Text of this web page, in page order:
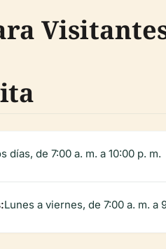
días, de 7:00 a. m. a 10:00 p. m.
Lunes a viernes, de 7:00 a. m.